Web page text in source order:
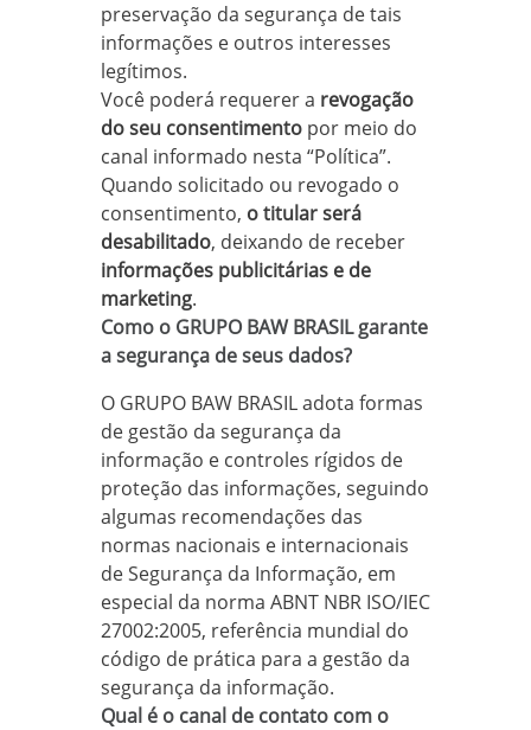
preservação da segurança de tais
informações e outros interesses
legítimos.
Você poderá requerer a revogação
do seu consentimento por meio do
canal informado nesta “Política”.
Quando solicitado ou revogado o
consentimento, o titular será
desabilitado, deixando de receber
informações publicitárias e de
marketing.
Como o GRUPO BAW BRASIL garante
a segurança de seus dados?
O GRUPO BAW BRASIL adota formas
de gestão da segurança da
informação e controles rígidos de
proteção das informações, seguindo
algumas recomendações das
normas nacionais e internacionais
de Segurança da Informação, em
especial da norma ABNT NBR ISO/IEC
27002:2005, referência mundial do
código de prática para a gestão da
segurança da informação.
Qual é o canal de contato com o